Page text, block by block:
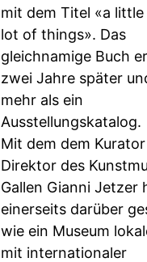
mit dem Titel «a
lot of things». Das
gleichnamige Buch
zwei Jahre später
mehr als ein
Ausstellungskatalog.
Mit dem dem
Direktor des
Gallen Gianni Jetzer
einerseits darüber
wie ein Museum
mit internationaler